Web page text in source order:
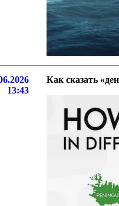
13:43
Как сказать